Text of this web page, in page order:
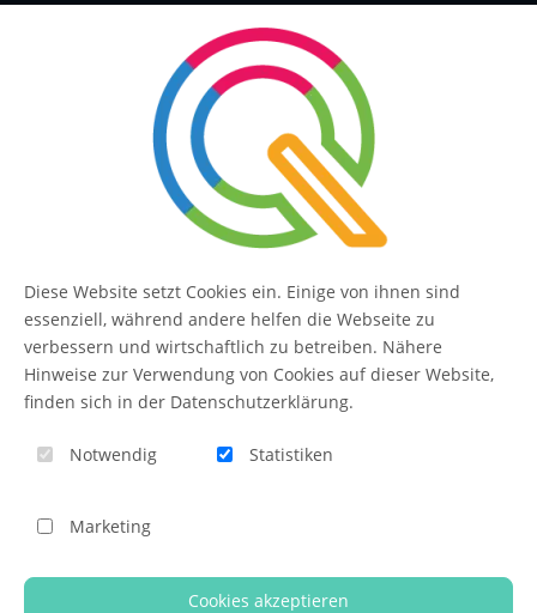
QUIQQER
Blog
Themen-Übersicht
Diese Website setzt Cookies ein. Einige von ihnen sind
essenziell, während andere helfen die Webseite zu
verbessern und wirtschaftlich zu betreiben. Nähere
Hinweise zur Verwendung von Cookies auf dieser Website,
finden sich in der Datenschutzerklärung.
Notwendig Statistiken
Marketing
Cookies akzeptieren